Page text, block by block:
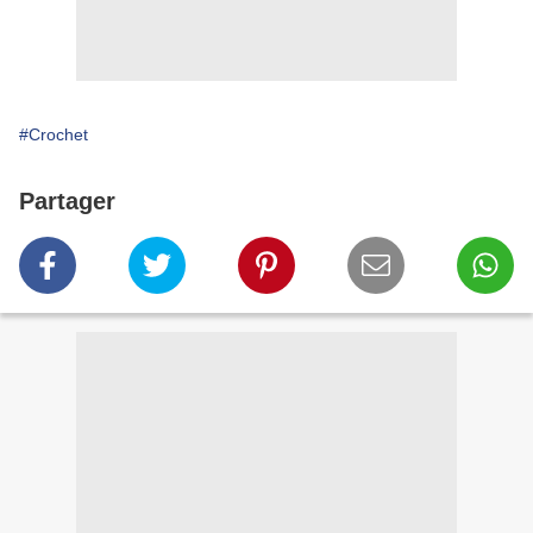
#Crochet
Partager